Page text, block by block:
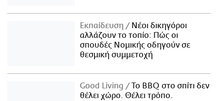
Εκπαίδευση
Νέοι δικηγόροι
αλλάζουν το τοπίο: Πώς οι
σπουδές Νομικής οδηγούν σε
θεσμική συμμετοχή
Good Living
Το BBQ στο σπίτι δεν
θέλει χώρο. Θέλει τρόπο.